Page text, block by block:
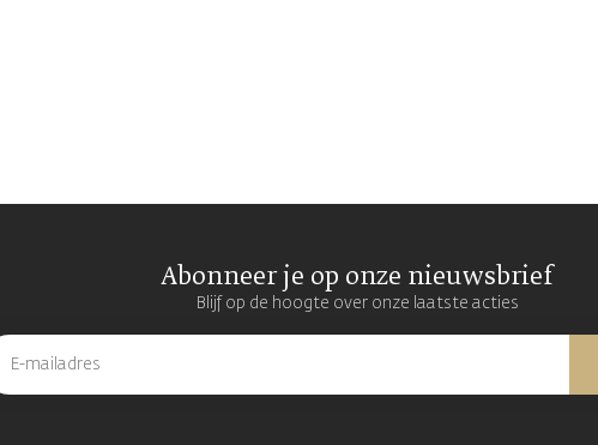
Abonneer je op onze nieuwsbrief
Blijf op de hoogte over onze laatste acties